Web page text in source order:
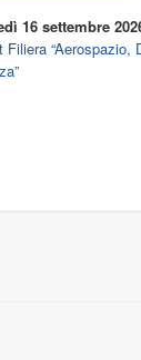
16 settembre
Filiera “Aerospazio,